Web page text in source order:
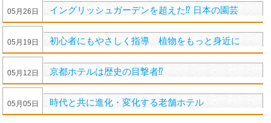
05 月 26 日 イングリッシュガーデンを超えた⁉︎ 日本の園芸
05 月 19 日 初心者にもやさしく指導 植物をもっと身近に
05 月 12 日 京都ホテルは歴史の目撃者⁉︎
05 月 05 日 時代と共に進化・変化する老舗ホテル